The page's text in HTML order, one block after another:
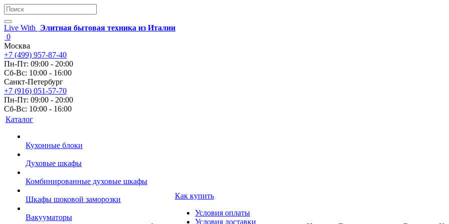
Live With
Элитная бытовая техника из Италии
0
Москва
+7 (499) 957-87-40
Пн-Пт: 09:00 - 20:00
Сб-Вс: 10:00 - 16:00
Санкт-Петербург
+7 (916) 051-57-70
Пн-Пт: 09:00 - 20:00
Сб-Вс: 10:00 - 16:00
Каталог
Кухонные блоки
Духовые шкафы
Комбинированные духовые шкафы
Шкафы шоковой заморозки
Вакууматоры
Как купить
Условия оплаты
Условия доставки